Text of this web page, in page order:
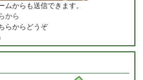
ムからも送信できます。
から
らからどうぞ